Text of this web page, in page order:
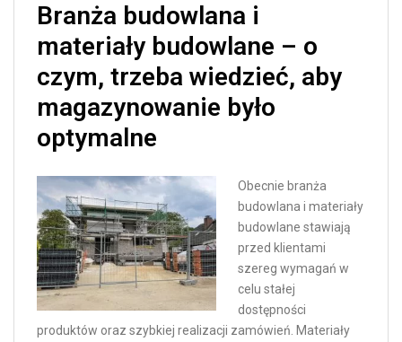
Branża budowlana i
materiały budowlane – o
czym, trzeba wiedzieć, aby
magazynowanie było
optymalne
Obecnie branża
budowlana i materiały
budowlane stawiają
przed klientami
szereg wymagań w
celu stałej
dostępności
produktów oraz szybkiej realizacji zamówień. Materiały